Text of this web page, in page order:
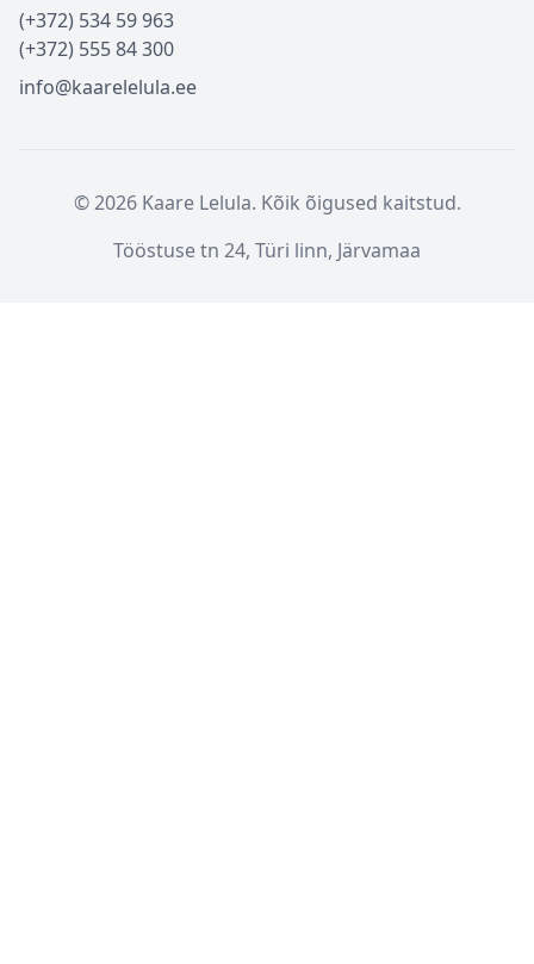
(+372) 534 59 963
(+372) 555 84 300
info@kaarelelula.ee
© 2026 Kaare Lelula. Kõik õigused kaitstud.
Tööstuse tn 24, Türi linn, Järvamaa